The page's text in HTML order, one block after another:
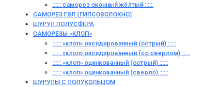
:::::: саморез оконный жёлтый ::::::
САМОРЕЗ ГВЛ (ГИПСОВОЛОКНО)
ШУРУП ПОЛУСФЕРА
САМОРЕЗЫ «КЛОП»
:::::: «клоп» оксидированный (острый) ::::::
:::::: «клоп» оксидированный (со сверлом) ::::::
:::::: «клоп» оцинкованный (острый) ::::::
:::::: «клоп» оцинкованный (сверло) ::::::
ШУРУПЫ С ПОЛУКОЛЬЦОМ